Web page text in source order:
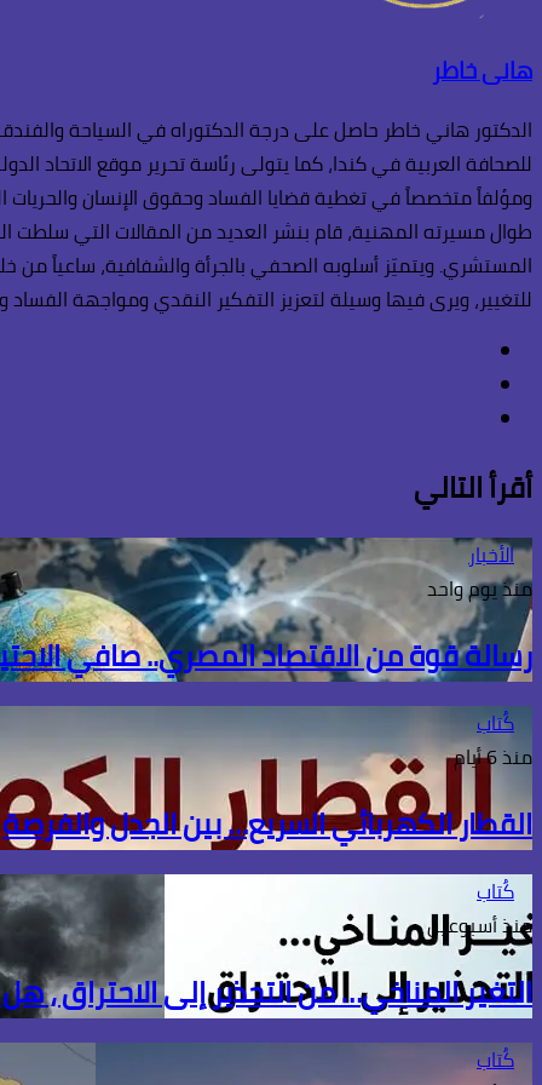
هانى خاطر
الدكتور هاني خاطر حاصل على درجة الدكتوراه في السياحة
للصحافة العربية في كندا، كما يتولى رئاسة تحرير موقع الاتحاد
ومؤلفاً متخصصاً في تغطية قضايا الفساد وحقوق الإنسان والحريات
طوال مسيرته المهنية، قام بنشر العديد من المقالات التي سلطت
المستشري. ويتميّز أسلوبه الصحفي بالجرأة والشفافية، ساعياً من
للتغيير، ويرى فيها وسيلة لتعزيز التفكير النقدي ومواجهة الفساد
أقرأ التالي
الأخبار
منذ يوم واحد
رسالة قوة من الاقتصاد المصري.. صافي الاحتياطي الأجنبي
كُتاب
منذ 6 أيام
القطار الكهربائي السريع… بين الجدل والفرصة
كُتاب
منذ أسبوعين
التغير المناخي… من التحذير إلى الاحتراق ،
كُتاب